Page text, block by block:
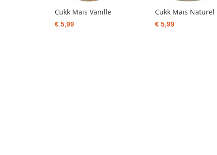
Cukk Mais Vanille
€ 5,99
Cukk Mais Naturel
€ 5,99